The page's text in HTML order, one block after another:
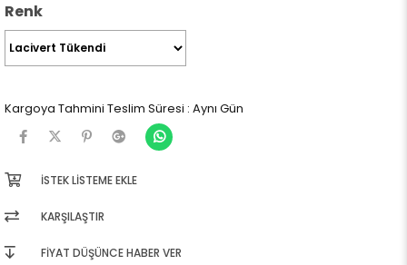
Renk
Kargoya Tahmini Teslim Süresi : Aynı Gün
İSTEK LISTEME EKLE
KARŞILAŞTIR
FIYAT DÜŞÜNCE HABER VER